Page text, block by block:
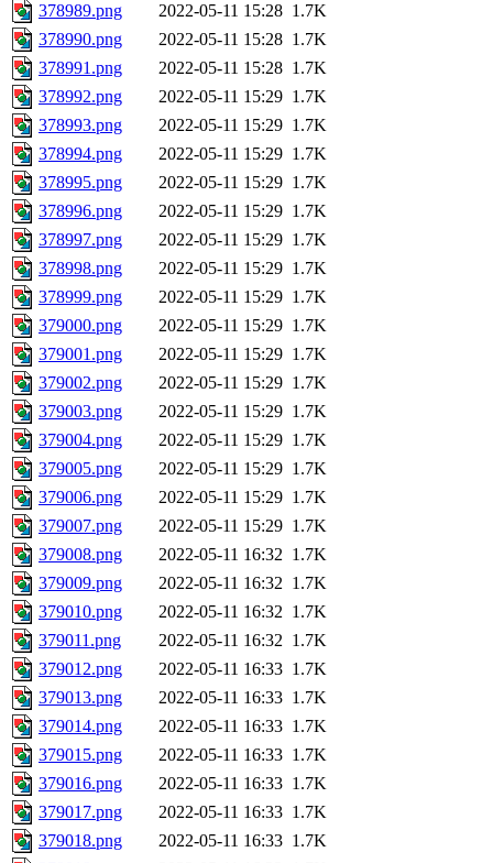
378989.png
2022-05-11 15:28 1.7K
378990.png
2022-05-11 15:28 1.7K
378991.png
2022-05-11 15:28 1.7K
378992.png
2022-05-11 15:29 1.7K
378993.png
2022-05-11 15:29 1.7K
378994.png
2022-05-11 15:29 1.7K
378995.png
2022-05-11 15:29 1.7K
378996.png
2022-05-11 15:29 1.7K
378997.png
2022-05-11 15:29 1.7K
378998.png
2022-05-11 15:29 1.7K
378999.png
2022-05-11 15:29 1.7K
379000.png
2022-05-11 15:29 1.7K
379001.png
2022-05-11 15:29 1.7K
379002.png
2022-05-11 15:29 1.7K
379003.png
2022-05-11 15:29 1.7K
379004.png
2022-05-11 15:29 1.7K
379005.png
2022-05-11 15:29 1.7K
379006.png
2022-05-11 15:29 1.7K
379007.png
2022-05-11 15:29 1.7K
379008.png
2022-05-11 16:32 1.7K
379009.png
2022-05-11 16:32 1.7K
379010.png
2022-05-11 16:32 1.7K
379011.png
2022-05-11 16:32 1.7K
379012.png
2022-05-11 16:33 1.7K
379013.png
2022-05-11 16:33 1.7K
379014.png
2022-05-11 16:33 1.7K
379015.png
2022-05-11 16:33 1.7K
379016.png
2022-05-11 16:33 1.7K
379017.png
2022-05-11 16:33 1.7K
379018.png
2022-05-11 16:33 1.7K